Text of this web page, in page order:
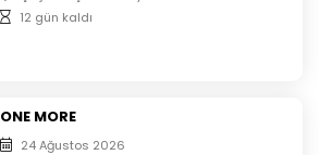
12 gün kaldı
ONE MORE
24 Ağustos 2026